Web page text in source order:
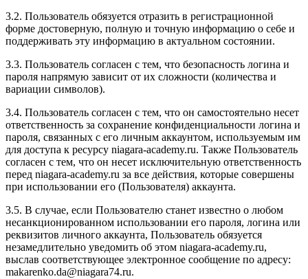
3.2. Пользователь обязуется отразить в регистрационной
форме достоверную, полную и точную информацию о себе и
поддерживать эту информацию в актуальном состоянии.
3.3. Пользователь согласен с тем, что безопасность логина и
пароля напрямую зависит от их сложности (количества и
вариации символов).
3.4. Пользователь согласен с тем, что он самостоятельно несет
ответственность за сохранение конфиденциальности логина и
пароля, связанных с его личным аккаунтом, используемым им
для доступа к ресурсу niagara-academy.ru. Также Пользователь
согласен с тем, что он несет исключительную ответственность
перед niagara-academy.ru за все действия, которые совершены
при использовании его (Пользователя) аккаунта.
3.5. В случае, если Пользователю станет известно о любом
несанкционированном использовании его пароля, логина или
реквизитов личного аккаунта, Пользователь обязуется
незамедлительно уведомить об этом niagara-academy.ru,
выслав соответствующее электронное сообщение по адресу:
makarenko.da@niagara74.ru.